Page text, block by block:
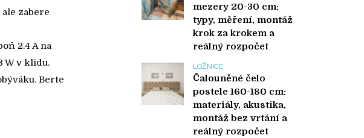
zabere
2.4 A na
W v klidu.
Berte
mezery 20-30 cm:
typy, měření, montáž
krok za krokem a
reálný rozpočet
LOŽNICE
Čalouněné čelo
postele 160-180 cm:
materiály, akustika,
montáž bez vrtání a
reálný rozpočet